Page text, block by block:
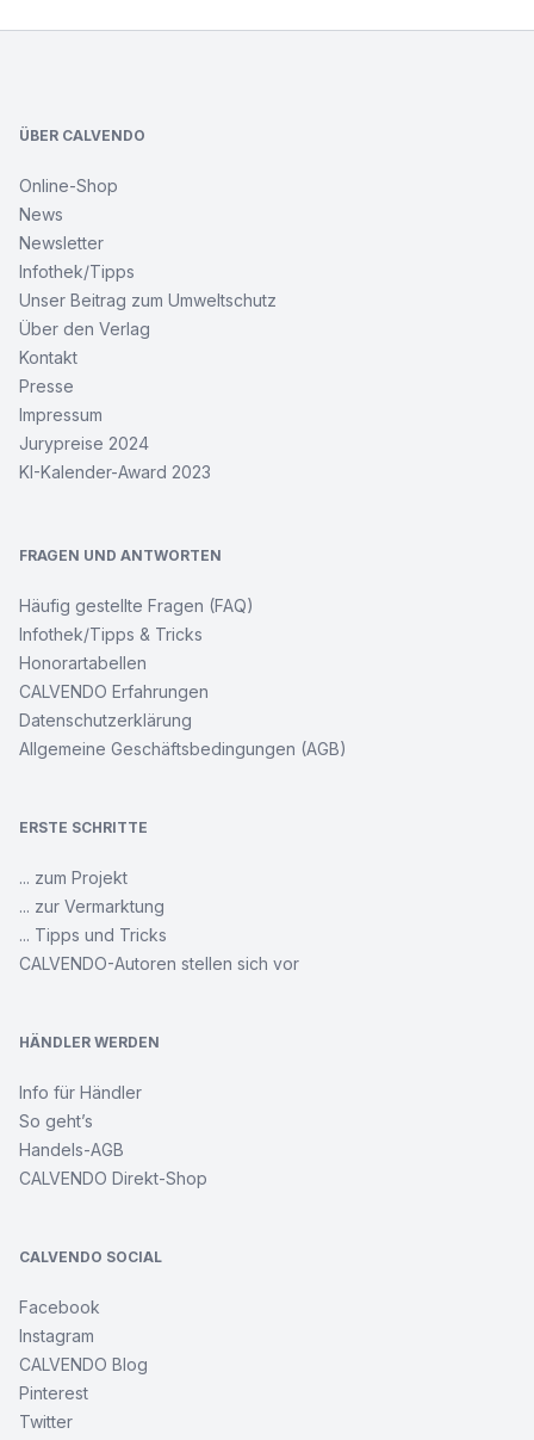
ÜBER CALVENDO
Online-Shop
News
Newsletter
Infothek/Tipps
Unser Beitrag zum Umweltschutz
Über den Verlag
Kontakt
Presse
Impressum
Jurypreise 2024
KI-Kalender-Award 2023
FRAGEN UND ANTWORTEN
Häufig gestellte Fragen (FAQ)
Infothek/Tipps & Tricks
Honorartabellen
CALVENDO Erfahrungen
Datenschutzerklärung
Allgemeine Geschäftsbedingungen (AGB)
ERSTE SCHRITTE
... zum Projekt
... zur Vermarktung
... Tipps und Tricks
CALVENDO-Autoren stellen sich vor
HÄNDLER WERDEN
Info für Händler
So geht’s
Handels-AGB
CALVENDO Direkt-Shop
CALVENDO SOCIAL
Facebook
Instagram
CALVENDO Blog
Pinterest
Twitter